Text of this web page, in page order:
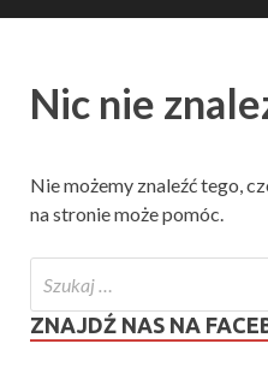
Nic nie
Nie możemy znaleźć tego,
na stronie może pomóc.
ZNAJDŹ NAS NA